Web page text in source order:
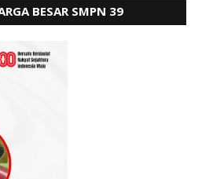
BESAR SMPN 39